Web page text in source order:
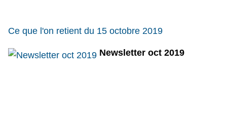
Ce que l'on retient du 15 octobre 2019
Newsletter oct 2019